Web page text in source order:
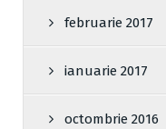
februarie 2017
ianuarie 2017
octombrie 2016